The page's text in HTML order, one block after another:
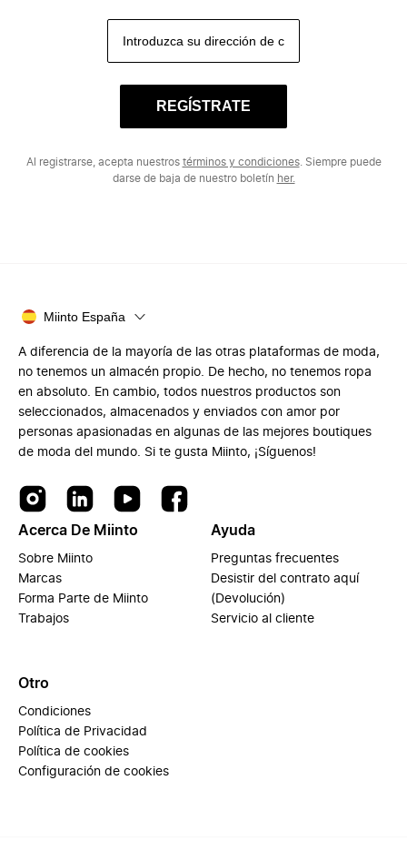
REGÍSTRATE
Al registrarse, acepta nuestros términos y condiciones. Siempre puede
darse de baja de nuestro boletín her.
Miinto España
A diferencia de la mayoría de las otras plataformas de moda,
no tenemos un almacén propio. De hecho, no tenemos ropa
en absoluto. En cambio, todos nuestros productos son
seleccionados, almacenados y enviados con amor por
personas apasionadas en algunas de las mejores boutiques
de moda del mundo. Si te gusta Miinto, ¡Síguenos!
Acerca De Miinto
Sobre Miinto
Marcas
Forma Parte de Miinto
Trabajos
Ayuda
Preguntas frecuentes
Desistir del contrato aquí
(Devolución)
Servicio al cliente
Otro
Condiciones
Política de Privacidad
Política de cookies
Configuración de cookies